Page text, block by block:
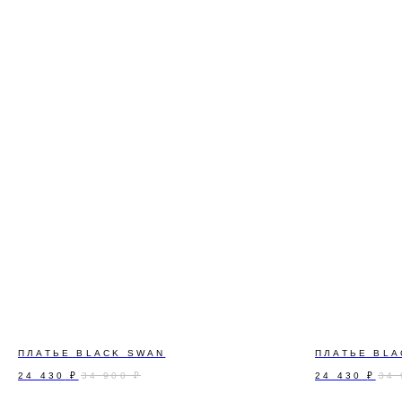
ПЛАТЬЕ BLACK SWAN
24 430 ₽ 34 900 ₽
ПЛАТЬЕ
24 430 ₽ 34